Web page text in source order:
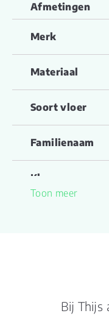
Afmetingen
Merk
Materiaal
Soort vloer
Familienaam
Kleur
Toon meer
Bij Thijs